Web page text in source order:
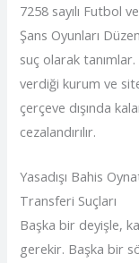
7258 sayılı Futbol
Şans Oyunları
suç olarak
verdiği kurum ve
çerçeve dışında
cezalandırılır.
Yasadışı Bahis
Transferi Suçları
Başka bir deyişle,
gerekir. Başka bir